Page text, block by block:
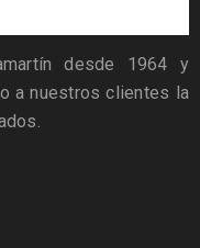
desde 1964 y
a nuestros clientes la